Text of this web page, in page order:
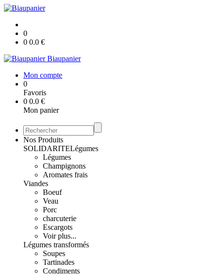
0
0 0.0 €
Biaupanier
Mon compte
0
Favoris
0 0.0 €
Mon panier
Nos Produits
SOLIDARITELégumes
Légumes
Champignons
Aromates frais
Viandes
Boeuf
Veau
Porc
charcuterie
Escargots
Voir plus...
Légumes transformés
Soupes
Tartinades
Condiments